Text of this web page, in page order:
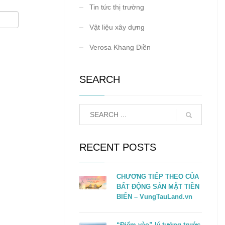
Tin tức thị trường
Vật liệu xây dựng
Verosa Khang Điền
SEARCH
RECENT POSTS
CHƯƠNG TIẾP THEO CỦA
BẤT ĐỘNG SẢN MẶT TIỀN
BIỂN – VungTauLand.vn